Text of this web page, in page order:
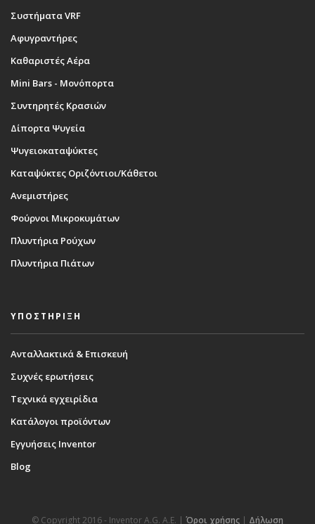
Συστήματα VRF
Αφυγραντήρες
Καθαριστές Αέρα
Mini Bars - Μονόπορτα
Συντηρητές Κρασιών
Δίπορτα Ψυγεία
Ψυγειοκαταψύκτες
Καταψύκτες Οριζόντιοι/Κάθετοι
Ανεμιστήρες
Φούρνοι Μικροκυμάτων
Πλυντήρια Ρούχων
Πλυντήρια Πιάτων
ΥΠΟΣΤΗΡΙΞΗ
Ανταλλακτικά & Επισκευή
Συχνές ερωτήσεις
Τεχνικά εγχειρίδια
Κατάλογοι προϊόντων
Εγγυήσεις Inventor
Blog
© Copyright 2016 - Inventor A.G. Α.Ε. | Όροι χρήσης | Δήλωση